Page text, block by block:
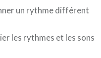
un rythme différent
les rythmes et les sons